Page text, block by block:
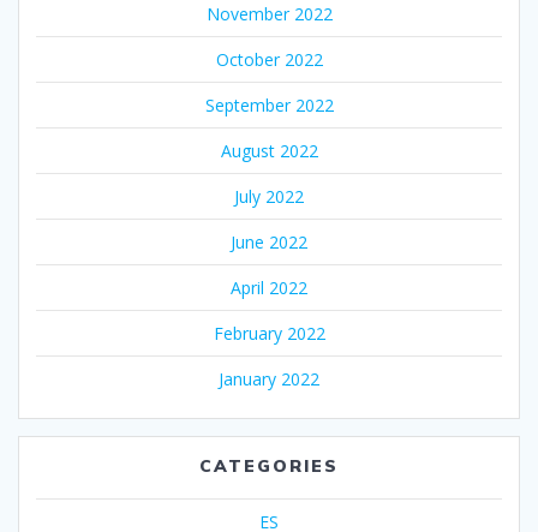
November 2022
October 2022
September 2022
August 2022
July 2022
June 2022
April 2022
February 2022
January 2022
CATEGORIES
ES